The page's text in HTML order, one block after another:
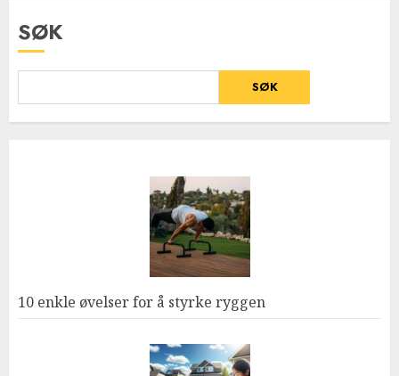
SØK
SØK
10 enkle øvelser for å styrke ryggen